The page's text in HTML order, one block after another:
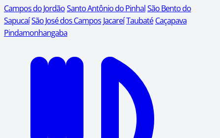
Campos do JordãoSanto Antônio do PinhalSão Bento do
SapucaíSão José dos Campos JacareíTaubaté Caçapava
Pindamonhangaba